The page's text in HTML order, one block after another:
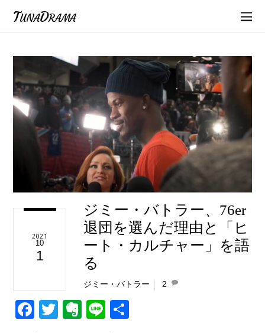
TunaDrama
2021
10
1
ジミー・バトラー、76er
退団を選んだ理由と「ヒ
ート・カルチャー」を語
る
ジミー・バトラー 2
F
T
E
Li